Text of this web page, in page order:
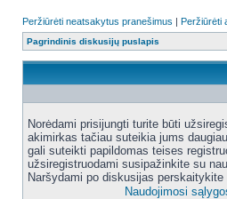
Peržiūrėti neatsakytus pranešimus | Peržiūrėti
Pagrindinis diskusijų puslapis
Norėdami prisijungti turite būti
akimirkas tačiau suteikia jums
gali suteikti papildomas teises
užsiregistruodami susipažinkite su
Naršydami po diskusijas
Naudojimosi